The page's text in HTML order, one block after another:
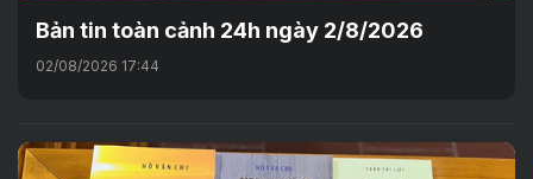
Bản tin toàn cảnh 24h ngày 2/8/2026
02/08/2026 17:44